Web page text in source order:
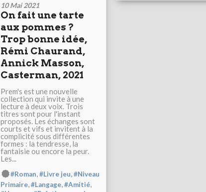
10 Mai 2021
On fait une tarte
aux pommes ?
Trop bonne idée,
Rémi Chaurand,
Annick Masson,
Casterman, 2021
Prem's est une nouvelle
collection qui invite à une
lecture à deux voix. Trois
titres sont pour l'instant
proposés. Les échanges sont
courts et vifs et invitent à la
complicité sous différentes
formes : la tendresse, la
fantaisie ou encore la peur.
Les...
#Roman #Livre jeu #Niveau
Primaire,#Langage,#Amitié,